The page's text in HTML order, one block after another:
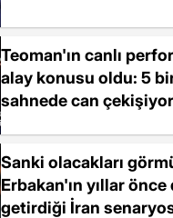
Teoman'ın canlı
alay konusu oldu: 5
sahnede can çekişiyor
Sanki olacakları
Erbakan'ın yıllar önce
getirdiği İran